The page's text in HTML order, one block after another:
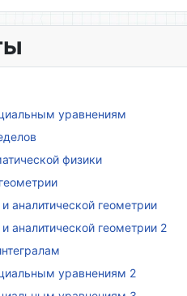
уравнениям
физики
аналитической геометрии
аналитической геометрии 2
уравнениям 2